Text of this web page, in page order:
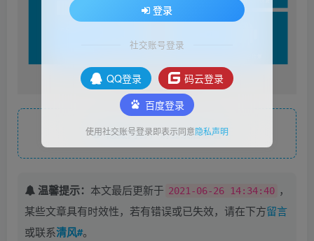
隐藏内容，请登录后查看
温馨提示： 本文最后更新于 2021-06-26 14:34:40 ，
某些文章具有时效性，若有错误或已失效，请在下方留言
或联系清风#。
登录
社交账号登录
QQ登录
码云登录
百度登录
使用社交账号登录即表示同意隐私声明